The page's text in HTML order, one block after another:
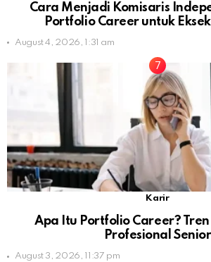
Cara Menjadi Komisaris
Portfolio Career untuk
August 4, 2026, 1:31 am
Karir
Apa Itu Portfolio Career?
Profesional Senior
August 3, 2026, 11:37 pm